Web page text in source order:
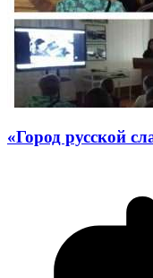
«Город русской